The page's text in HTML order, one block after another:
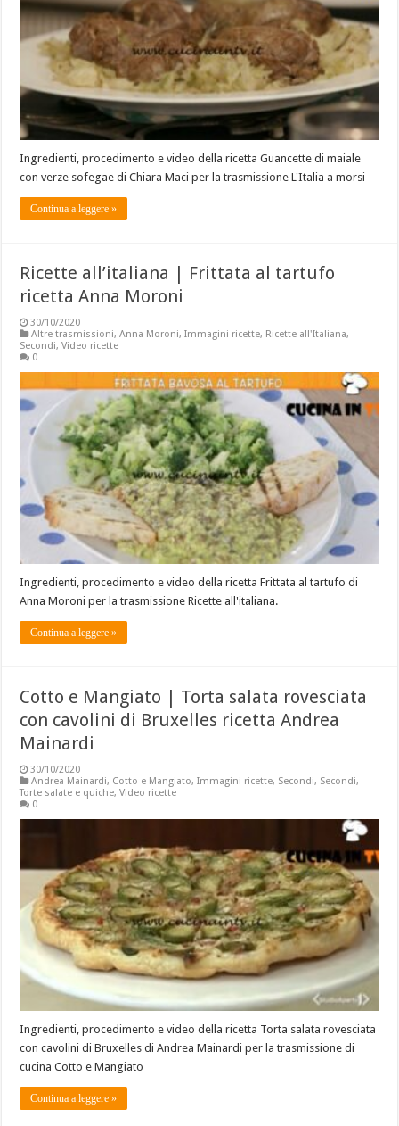
Ingredienti, procedimento e video della ricetta Guancette di maiale
con verze sofegae di Chiara Maci per la trasmissione L'Italia a morsi
Continua a leggere »
Ricette all’italiana | Frittata al tartufo
ricetta Anna Moroni
30/10/2020
Altre trasmissioni,Anna Moroni,Immagini ricette, Ricette all'Italiana,
Secondi,Video ricette
0
Ingredienti, procedimento e video della ricetta Frittata al tartufo di
Anna Moroni per la trasmissione Ricette all'italiana.
Continua a leggere »
Cotto e Mangiato | Torta salata rovesciata
con cavolini di Bruxelles ricetta Andrea
Mainardi
30/10/2020
Andrea Mainardi, Cotto e Mangiato,Immagini ricette, Secondi, Secondi,
Torte salate e quiche,Video ricette
0
Ingredienti, procedimento e video della ricetta Torta salata rovesciata
con cavolini di Bruxelles di Andrea Mainardi per la trasmissione di
cucina Cotto e Mangiato
Continua a leggere »